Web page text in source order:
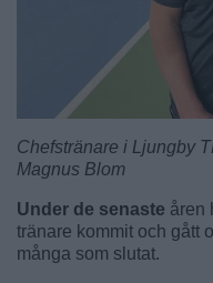
Chefstränare i Ljungby
Magnus Blom
Under de senaste åren
tränare kommit och gått
många som slutat.